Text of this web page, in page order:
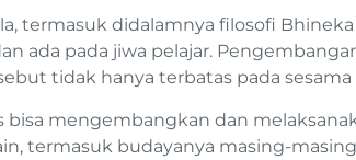
termasuk didalamnya filosofi
ada pada jiwa pelajar.
tidak hanya terbatas pada
bisa mengembangkan dan
termasuk budayanya masing-